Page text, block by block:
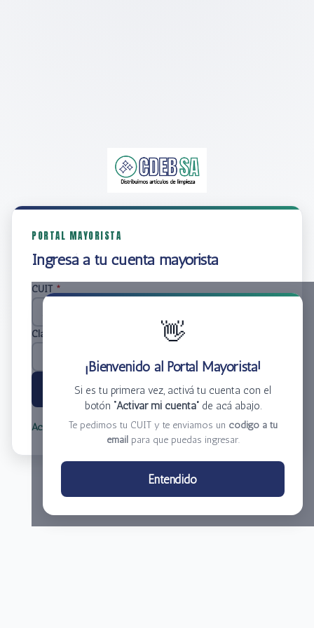
PORTAL MAYORISTA
Ingresá a tu cuenta mayorista
👋
¡Bienvenido al Portal Mayorista!
Si es tu primera vez, activá tu cuenta con el
botón “Activar mi cuenta”de acá abajo.
Te pedimos tu CUIT y te enviamos un código a tu
email para que puedas ingresar.
Entendido
CUIT *
Clave
Ingresar
Activar mi cuenta Olvidé mi clave
Centro de Distribución El Bacha S.A.